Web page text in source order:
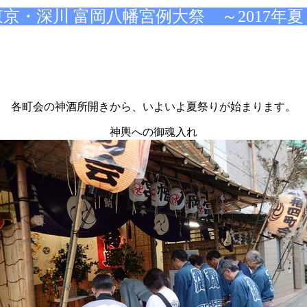
・深川 富岡八幡宮例大祭 ～2017年
各町会の神酒所開きから、いよいよ夏祭りが始まります。
神輿への御魂入れ